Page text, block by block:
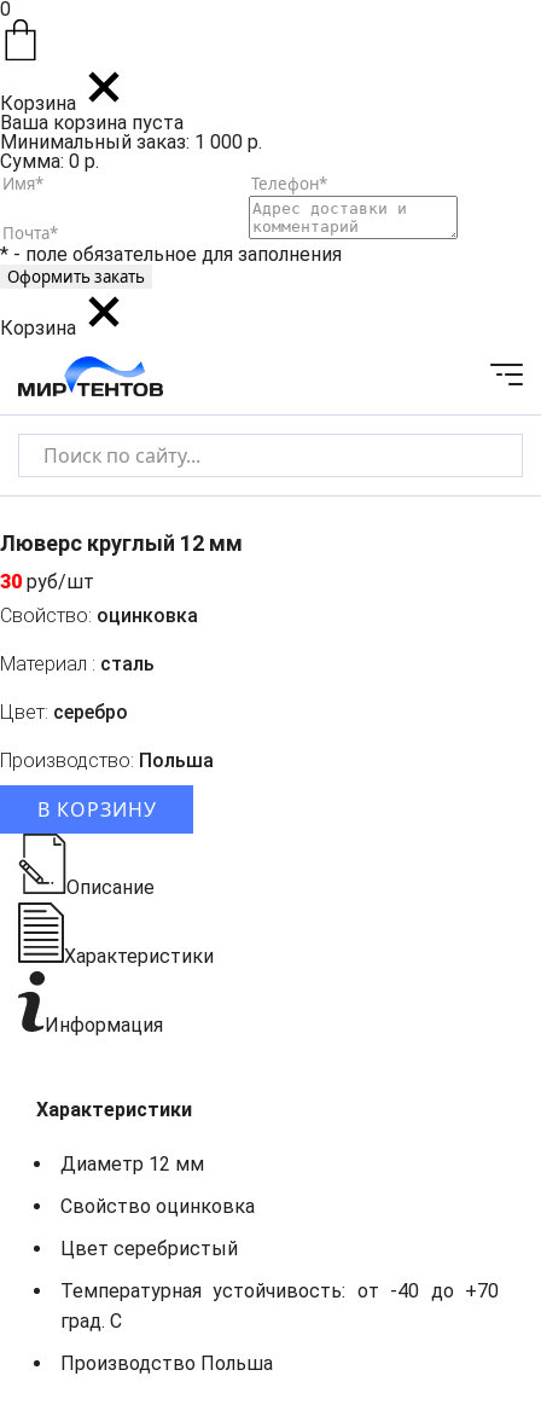
0
Корзина
Ваша корзина пуста
Минимальный заказ: 1 000 р.
Сумма: 0 р.
* - поле обязательное для заполнения
Корзина
Люверс круглый 12 мм
30 руб/шт
Свойство: оцинковка
Материал : сталь
Цвет: серебро
Производство: Польша
В КОРЗИНУ
Описание
Характеристики
Информация
Характеристики
Диаметр 12 мм
Свойство оцинковка
Цвет серебристый
Температурная устойчивость: от -40 до +70
град. С
Производство Польша